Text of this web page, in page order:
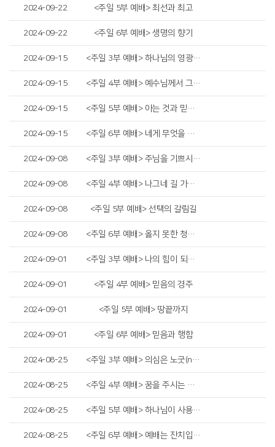
2024-09-22 <주일 5부 예배> 최선과 최고
2024-09-22 <주일 6부 예배> 생명의 향기
2024-09-15 <주일 3부 예배> 하나님의 영광을 위하여
2024-09-15 <주일 4부 예배> 예수님께서 그들의 믿음을 보시고
2024-09-15 <주일 5부 예배> 아는 것과 믿는 것
2024-09-15 <주일 6부 예배> 네게 무엇을 하여 주기를 원하느냐
2024-09-08 <주일 3부 예배> 주님을 기쁘시게 하는 자
2024-09-08 <주일 4부 예배> 나그네 길 가는 인생
2024-09-08 <주일 5부 예배> 선택의 갈림길
2024-09-08 <주일 6부 예배> 옳지 못한 청지기의 비유
2024-09-01 <주일 3부 예배> 나의 힘이 되는 것
2024-09-01 <주일 4부 예배> 믿음의 경주
2024-09-01 <주일 5부 예배> 땅끝까지
2024-09-01 <주일 6부 예배> 믿음과 행함
2024-08-25 <주일 3부 예배> 의심은 노굿(no good)입니다
2024-08-25 <주일 4부 예배> 꿈을 주시는 하나님
2024-08-25 <주일 5부 예배> 하나님이 사용하시는 그릇
2024-08-25 <주일 6부 예배> 예배는 잔치입니다